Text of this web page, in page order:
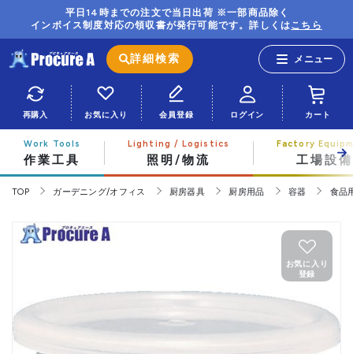
平日14時までの注文で当日出荷 ※一部商品除く
インボイス制度対応の領収書が発行可能です。詳しくはこちら
詳細検索
再購入 お気に入り 会員登録 ログイン カート
作業工具 照明/物流 工場設備
TOP ガーデニング/オフィス 厨房器具 厨房用品 容器 食品
お気に入り
登録